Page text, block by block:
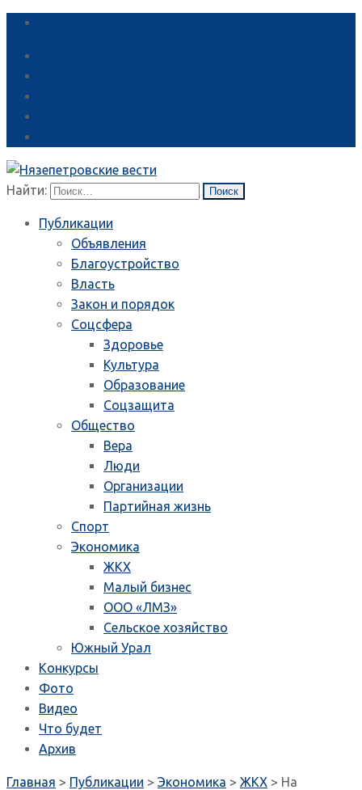
Найти:
Публикации
Объявления
Благоустройство
Власть
Закон и порядок
Соцсфера
Здоровье
Культура
Образование
Соцзащита
Общество
Вера
Люди
Организации
Партийная жизнь
Спорт
Экономика
ЖКХ
Малый бизнес
ООО «ЛМЗ»
Сельское хозяйство
Южный Урал
Конкурсы
Фото
Видео
Что будет
Архив
Главная > Публикации > Экономика > ЖКХ > На